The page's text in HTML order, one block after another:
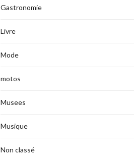
Gastronomie
Livre
Mode
motos
Musees
Musique
Non classé